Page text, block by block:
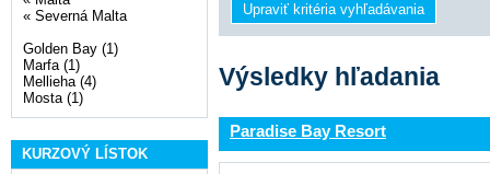
« Severná Malta
Golden Bay (1)
Marfa (1)
Mellieha (4)
Mosta (1)
KURZOVÝ LÍSTOK
Výsledky hľadania
Paradise Bay Resort